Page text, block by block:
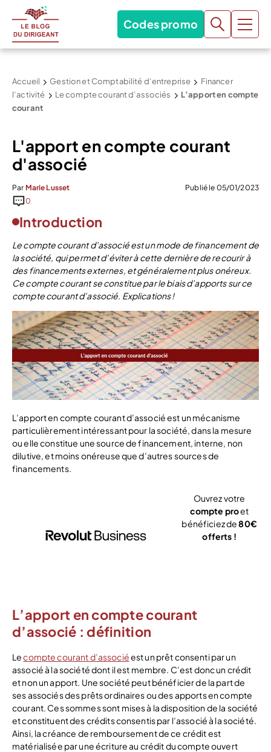
Codes promo
Accueil Gestion et Comptabilité d’entreprise
Financer
l’activité
Le compte courant d’associés
L’apport en compte
courant
L'apport en compte courant
d'associé
Par Marie Lusset
Publié le 05/01/2023
0
Introduction
Le compte courant d’associé est un mode de financement de
la société, qui permet d’éviter à cette dernière de recourir à
des financements externes, et généralement plus onéreux.
Ce compte courant se constitue par le biais d’apports sur ce
compte courant d’associé. Explications !
L’apport en compte courant d’associé est un mécanisme
particulièrement intéressant pour la société, dans la mesure
ou elle constitue une source de financement, interne, non
dilutive, et moins onéreuse que d’autres sources de
financements.
Ouvrez votre
compte proet
bénéficiez de80€
offerts !
L’apport en compte courant
d’associé : définition
Lecompte courant d’associéest un prêt consenti par un
associé à la société dont il est membre. C’est donc un crédit
et non un apport. Une société peut bénéficier de la part de
ses associés des prêts ordinaires ou des apports en compte
courant. Ces sommes sont mises à la disposition de la société
et constituent des crédits consentis par l’associé à la société.
Ainsi, la créance de remboursement de ce crédit est
matérialisée par une écriture au crédit du compte ouvert